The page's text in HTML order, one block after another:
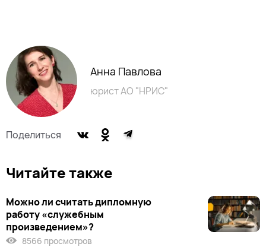
Анна Павлова
юрист АО "НРИС"
Поделиться
Читайте также
Можно ли считать дипломную
работу «служебным
произведением»?
8566 просмотров